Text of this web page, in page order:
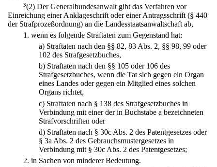
3(2) Der Generalbundesanwalt gibt das Verfahren vor
Einreichung einer Anklageschrift oder einer Antragsschrift (§ 440
der Strafprozeßordnung) an die Landesstaatsanwaltschaft ab,
1. wenn es folgende Straftaten zum Gegenstand hat:
a) Straftaten nach den §§ 82, 83 Abs. 2, §§ 98, 99 oder
102 des Strafgesetzbuches,
b) Straftaten nach den §§ 105 oder 106 des
Strafgesetzbuches, wenn die Tat sich gegen ein Organ
eines Landes oder gegen ein Mitglied eines solchen
Organs richtet,
c) Straftaten nach § 138 des Strafgesetzbuches in
Verbindung mit einer der in Buchstabe a bezeichneten
Strafvorschriften oder
d) Straftaten nach § 30c Abs. 2 des Patentgesetzes oder
§ 3a Abs. 2 des Gebrauchsmustergesetzes in
Verbindung mit § 30c Abs. 2 des Patentgesetzes;
2. in Sachen von minderer Bedeutung.